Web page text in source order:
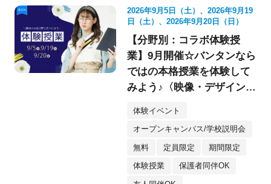
2026年9月5日（土）、2026年9月19
日（土）、2026年9月20日（日）
【分野別：コラボ体験授
業】9月開催☆バンタンなら
ではの本格授業を体験して
みよう♪〈映像・デザイン・
体験イベント
オープンキャンパス/学校説明会
無料 定員限定 期間限定
体験授業 保護者同伴OK